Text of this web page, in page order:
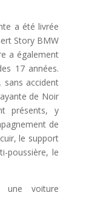
a été livrée
Story BMW
a également
17 années.
sans accident
de Noir
présents, y
de
le support
poussière, le
une voiture